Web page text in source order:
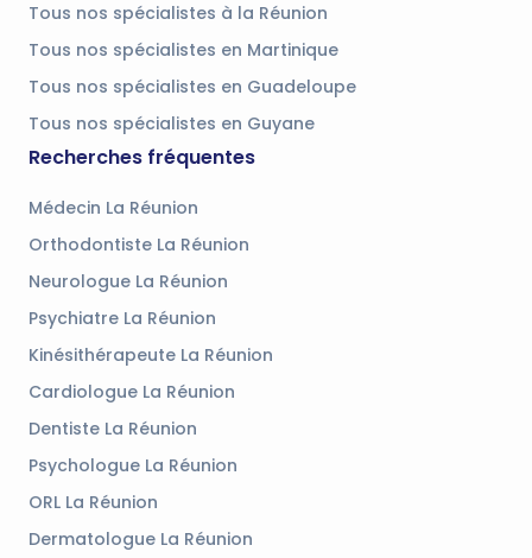
Tous nos spécialistes à la Réunion
Tous nos spécialistes en Martinique
Tous nos spécialistes en Guadeloupe
Tous nos spécialistes en Guyane
Recherches fréquentes
Médecin La Réunion
Orthodontiste La Réunion
Neurologue La Réunion
Psychiatre La Réunion
Kinésithérapeute La Réunion
Cardiologue La Réunion
Dentiste La Réunion
Psychologue La Réunion
ORL La Réunion
Dermatologue La Réunion